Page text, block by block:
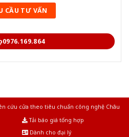
0976.169.864
cứu cửa theo tiêu chuẩn công nghệ Châu
Tải báo giá tổng hợp
Dành cho đại lý